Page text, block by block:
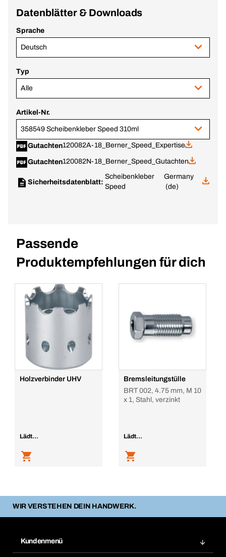
Datenblätter & Downloads
Sprache
Deutsch
Typ
Alle
Artikel-Nr.
358549 Scheibenkleber Speed 310ml
Gutachten120082A-18_Berner_Speed_Expertise
Gutachten120082N-18_Berner_Speed_Gutachten
Sicherheitsdatenblatt:
Scheibenkleber
Speed
Germany
(de)
Passende
Produktempfehlungen für dich
Holzverbinder UHV
Lädt...
Bremsleitungstülle
BRT 002, 4.75 mm, M 10
x 1, Stahl, verzinkt
Lädt...
WIR VERSTEHEN DEIN HANDWERK.
Kundenmenü